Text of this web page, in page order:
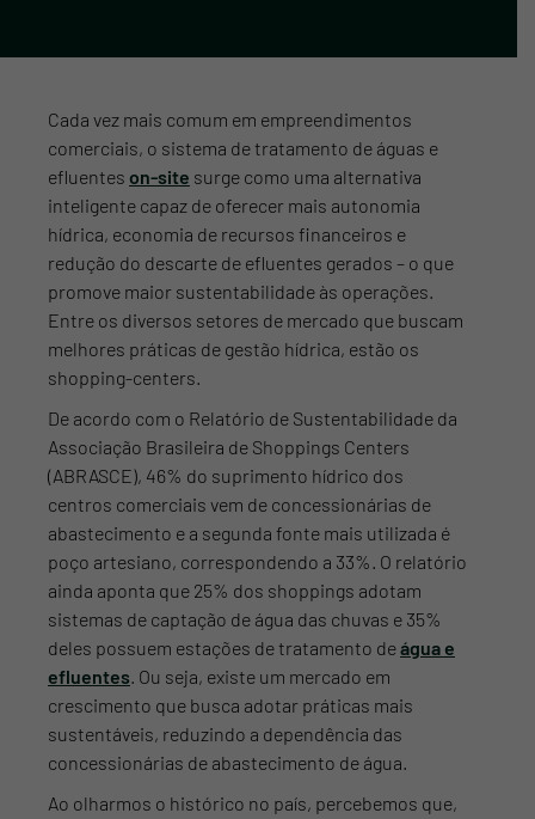
Cada vez mais comum em empreendimentos
comerciais, o sistema de tratamento de águas e
efluentes on-site surge como uma alternativa
inteligente capaz de oferecer mais autonomia
hídrica, economia de recursos financeiros e
redução do descarte de efluentes gerados – o que
promove maior sustentabilidade às operações.
Entre os diversos setores de mercado que buscam
melhores práticas de gestão hídrica, estão os
shopping-centers.
De acordo com o Relatório de Sustentabilidade da
Associação Brasileira de Shoppings Centers
(ABRASCE), 46% do suprimento hídrico dos
centros comerciais vem de concessionárias de
abastecimento e a segunda fonte mais utilizada é
poço artesiano, correspondendo a 33%. O relatório
ainda aponta que 25% dos shoppings adotam
sistemas de captação de água das chuvas e 35%
deles possuem estações de tratamento deágua e
efluentes. Ou seja, existe um mercado em
crescimento que busca adotar práticas mais
sustentáveis, reduzindo a dependência das
concessionárias de abastecimento de água.
Ao olharmos o histórico no país, percebemos que,